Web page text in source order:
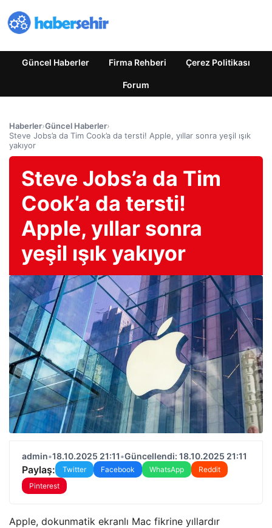
Güncel Haberler Firma Rehberi Çerez Politikası
Forum
Haberler›Güncel Haberler›
Steve Jobs’a da Tim Cook’a da tersti! Apple, yıllar sonra yeşil ışık
yakıyor
Steve Jobs’a da Tim
Cook’a da tersti!
Apple, yıllar sonra
yeşil ışık yakıyor
admin•18.10.2025 21:11•Güncellendi: 18.10.2025 21:11
Paylaş: Twitter Facebook WhatsApp
Reddit
Pinterest
Apple, dokunmatik ekranlı Mac fikrine yıllardır